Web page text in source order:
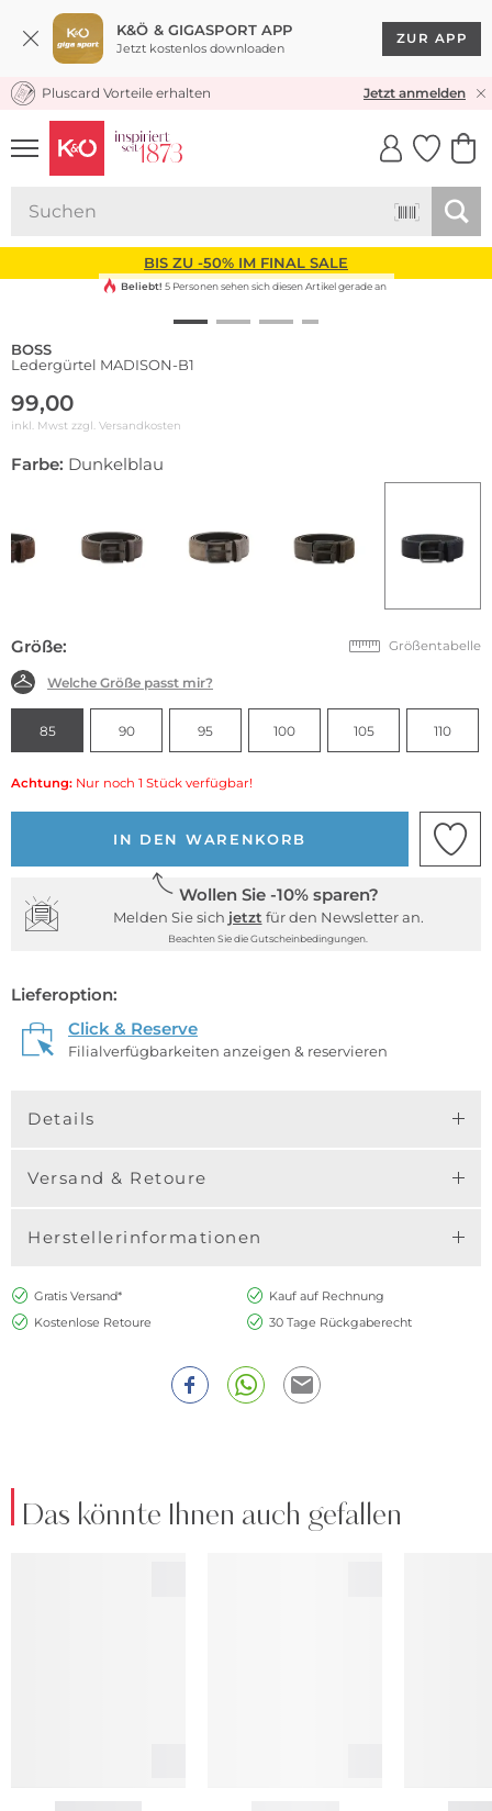
K&Ö & GIGASPORT APP
Jetzt kostenlos downloaden
ZUR APP
KOSTENLOSER VERSAND* & RÜCKVERSAND
Pluscard Vorteile erhalten Jetzt anmelden
UNSERE APP
CLICK &
BIS ZU -50% IM FINAL SALE
Beliebt! 5 Personen sehen sich diesen Artikel gerade an
BOSS
Ledergürtel MADISON-B1
99,00
inkl. Mwst zzgl. Versandkosten
Farbe: Dunkelblau
Größe: Größentabelle
Welche Größe passt mir?
85 90 95 100 105 110
Achtung: Nur noch 1 Stück verfügbar!
IN DEN WARENKORB
Wollen Sie -10% sparen?
Melden Sie sich jetzt für den Newsletter an.
Beachten Sie die Gutscheinbedingungen.
Lieferoption:
Click & Reserve
Filialverfügbarkeiten anzeigen & reservieren
Details
Versand & Retoure
Herstellerinformationen
Gratis Versand*
Kauf auf Rechnung
Kostenlose Retoure
30 Tage Rückgaberecht
Das könnte Ihnen auch gefallen